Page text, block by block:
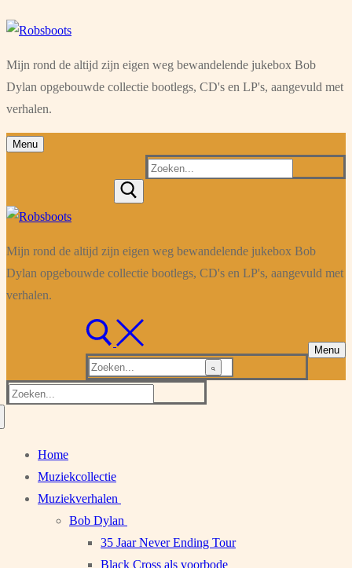
Ga
de
inhoud
Menu
Sluiten
Mijn rond de altijd zijn eigen weg bewandelende jukebox Bob
Dylan opgebouwde collectie bootlegs, CD's en LP's, aangevuld met
verhalen.
Menu
Zoeken
Mijn rond de altijd zijn eigen weg bewandelende jukebox Bob
Dylan opgebouwde collectie bootlegs, CD's en LP's, aangevuld met
verhalen.
Zoeken
naar:
Menu
Zoeken
Home
Muziekcollectie
Muziekverhalen
Bob Dylan
35 Jaar Never Ending Tour
Black Cross als voorbode